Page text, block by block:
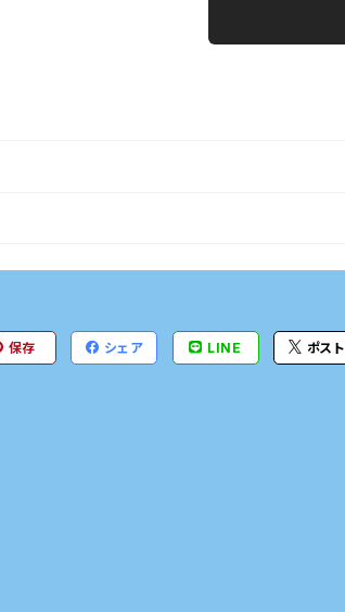
保存 シェア LINE ポスト